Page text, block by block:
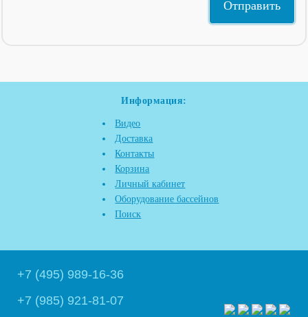
Информация:
Видео
Доставка
Контакты
Корзина
Личный кабинет
Оборудование бассейнов
Поиск
+7 (495) 989-16-36
+7 (985) 921-81-07